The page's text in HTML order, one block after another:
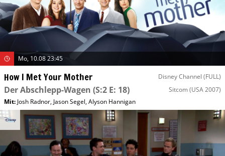
Mo, 10.08 23:45
How I Met Your Mother Disney Channel (FULL)
Der Abschlepp-Wagen (S:2 E: 18) Sitcom (USA 2007)
Mit: Josh Radnor, Jason Segel,Alyson Hannigan